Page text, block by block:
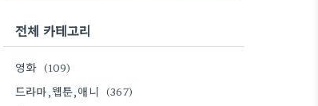
전체 카테고리
영화 (109)
드라마,웹툰,애니 (367)